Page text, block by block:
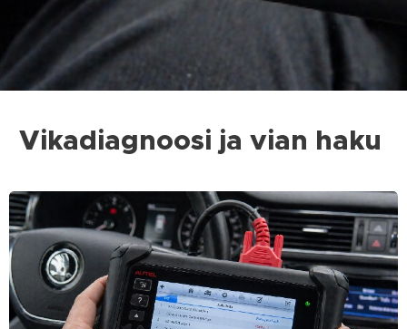
Vikadiagnoosi ja vian haku